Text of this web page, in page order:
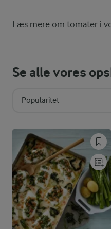
Læs mere om tomater i
Se alle vores
Popularitet